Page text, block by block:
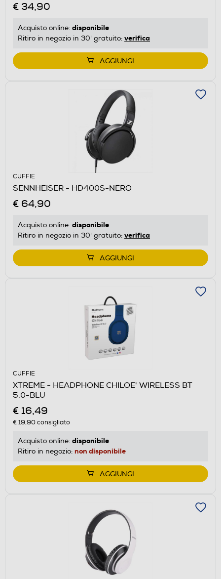
€ 34,90
Acquisto online: disponibile
Ritiro in negozio in 30' gratuito: verifica
AGGIUNGI
CUFFIE
SENNHEISER - HD400S-NERO
€ 64,90
Acquisto online: disponibile
Ritiro in negozio in 30' gratuito: verifica
AGGIUNGI
CUFFIE
XTREME - HEADPHONE CHILOE' WIRELESS BT
5.0-BLU
€ 16,49
€ 19,90consigliato
Acquisto online: disponibile
Ritiro in negozio: non disponibile
AGGIUNGI